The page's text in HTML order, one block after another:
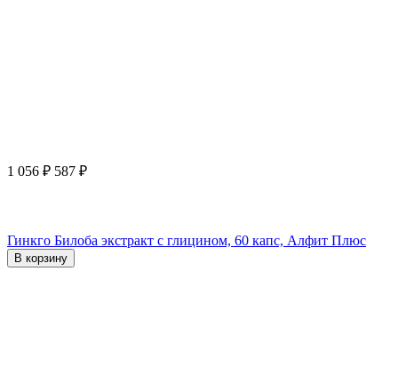
1 056 ₽ 587 ₽
Гинкго Билоба экстракт с глицином, 60 капс, Алфит Плюс
В корзину